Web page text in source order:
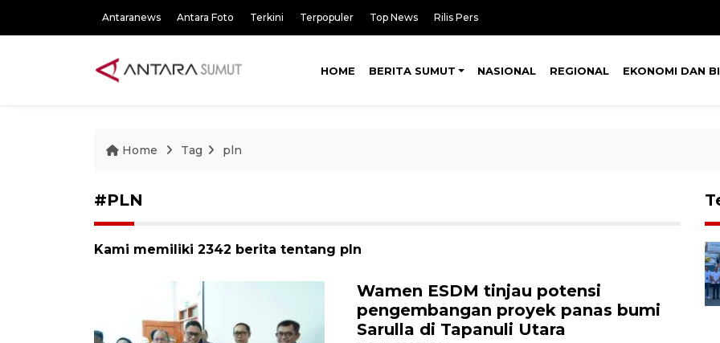
Antaranews Antara Foto Terkini Terpopuler Top News Rilis Pers
HOME BERITA SUMUT NASIONAL REGIONAL EKONOMI DAN
Home Tag pln
#PLN
Kami memiliki 2342 berita tentang pln
Wamen ESDM tinjau potensi
pengembangan proyek panas bumi
Sarulla di Tapanuli Utara